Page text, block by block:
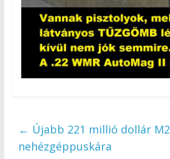
← Újabb 221 millió dollár M2
nehézgéppuskára